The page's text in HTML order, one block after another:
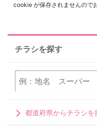
cookie が保存されませんので
チラシを探す
都道府県からチラシを